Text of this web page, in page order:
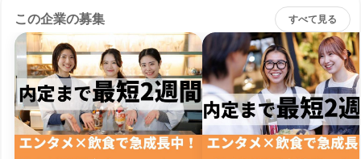
この企業の募集 すべて見る